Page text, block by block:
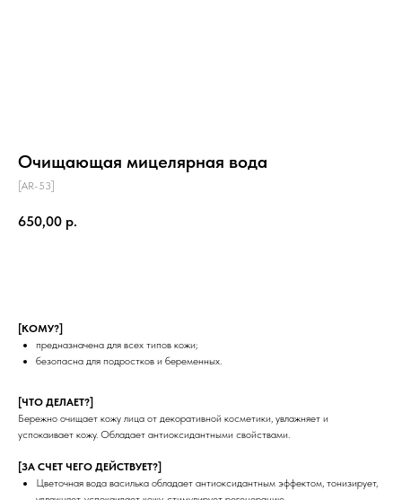
Очищающая мицелярная вода
[AR-53]
650,00 р.
[КОМУ?]
предназначена для всех типов кожи;
безопасна для подростков и беременных.
[ЧТО ДЕЛАЕТ?]
Бережно очищает кожу лица от декоративной косметики, увлажняет и
успокаивает кожу. Обладает антиоксидантными свойствами.
[ЗА СЧЕТ ЧЕГО ДЕЙСТВУЕТ?]
Цветочная вода василька обладает антиоксидантным эффектом, тонизирует,